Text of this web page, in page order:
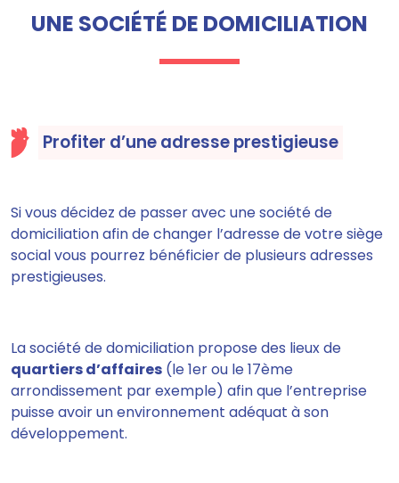
UNE SOCIÉTÉ DE DOMICILIATION
Profiter d’une adresse prestigieuse
Si vous décidez de passer avec une société de
domiciliation afin de changer l’adresse de votre siège
social vous pourrez bénéficier de plusieurs adresses
prestigieuses.
La société de domiciliation propose des lieux de
quartiers d’affaires (le 1er ou le 17ème
arrondissement par exemple) afin que l’entreprise
puisse avoir un environnement adéquat à son
développement.